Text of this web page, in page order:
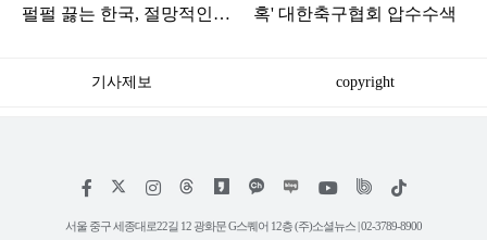
펄펄 끓는 한국, 절망적인
혹' 대한축구협회 압수수색
기사제보 copyright
페
스
인
타
위
트
틱
서울 중구 세종대로22길 12 광화문 G스퀘어 12층 (주)소셜뉴스 | 02-3789-8900